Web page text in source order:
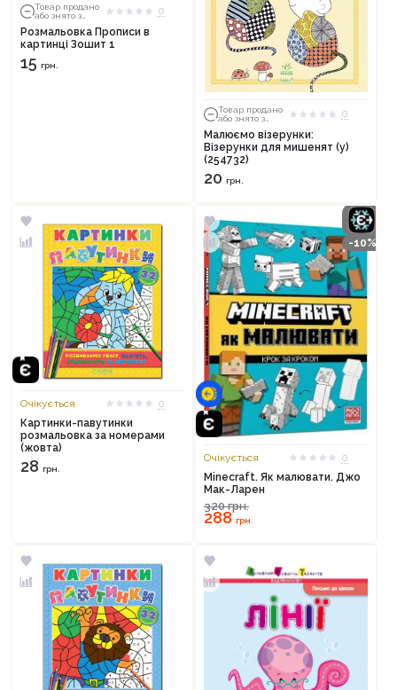
Товар продано
або знято з
0
Розмальовка Прописи в
картинці Зошит 1
15 грн.
Товар продано
або знято з
0
Малюємо візерунки:
Візерунки для мишенят (у)
(254732)
20 грн.
Очікується
0
Картинки-павутинки
розмальовка за номерами
(жовта)
28 грн.
-10%
Очікується
0
Minecraft. Як малювати. Джо
Мак-Ларен
320грн.
288грн.